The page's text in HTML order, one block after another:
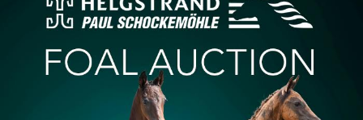
Na de bronzen medaille voor de Junioren van team
België, werd deze namiddag de individuele finale op
het EK in Riesenbeck verreden. Met een voorsprong
van bijna twee punten mocht...